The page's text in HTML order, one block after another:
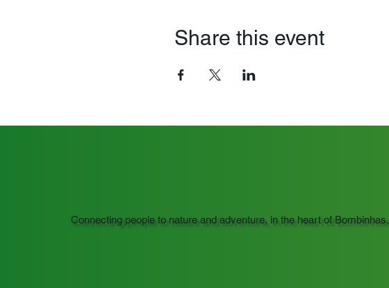
Share this event
Connecting people to nature and adventure, in the heart of Bombinhas.